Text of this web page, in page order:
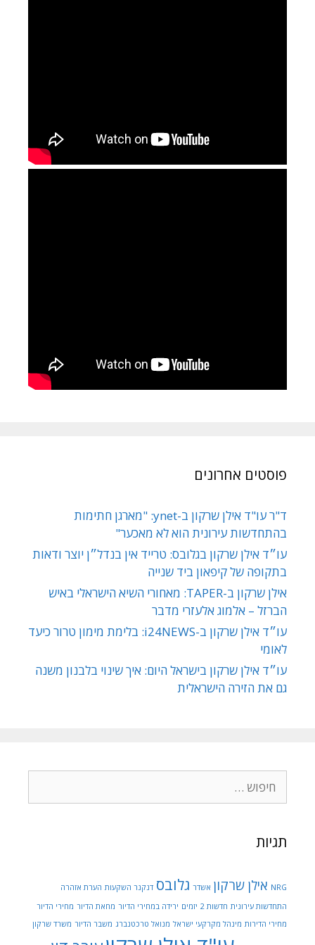
פוסטים אחרונים
ד"ר עו"ד אילן שרקון ב-ynet: "מארגן חתימות
בהתחדשות עירונית הוא לא מאכער"
עו״ד אילן שרקון בגלובס: טרייד אין בנדל״ן יוצר ודאות
בתקופה של קיפאון ביד שנייה
אילן שרקון ב-TAPER: מאחורי השיא הישראלי באיש
הברזל – אלמוג אלעזרי מדבר
עו״ד אילן שרקון ב-i24NEWS: בלימת מימון טרור כיעד
לאומי
עו״ד אילן שרקון בישראל היום: איך שינוי בלבנון משנה
גם את הזירה הישראלית
תגיות
NRG אילן שרקון אשדר גלובס דנקנר השקעות הערת אזהרה
התחדשות עירונית חדשות 2 יזמים ירידה במחירי הדיור מחאת הדיור מחירי הדיור
מחירי הדירות מינהל מקרקעי ישראל מנואל טרכטנברג משבר הדיור משרד שרקון